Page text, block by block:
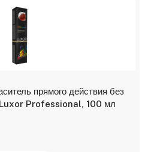
прямого действия без
Luxor Professional, 100 мл